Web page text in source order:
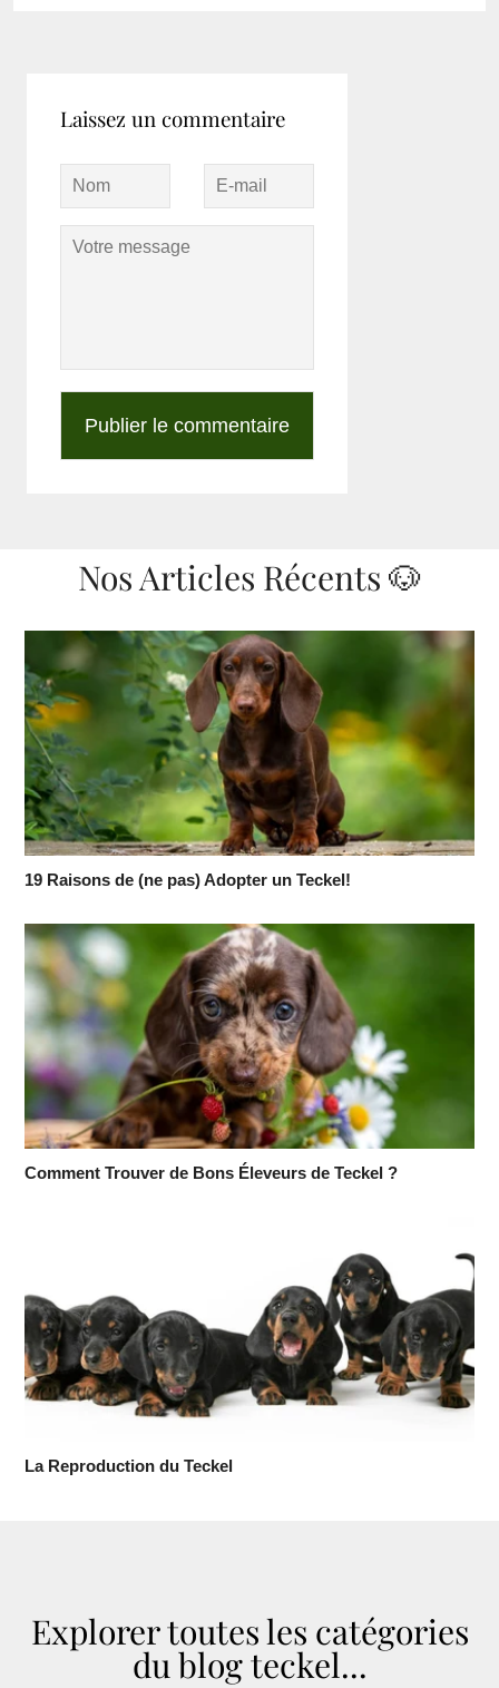
Laissez un commentaire
Nos Articles Récents 🐶
19 Raisons de (ne pas) Adopter un Teckel!
Comment Trouver de Bons Éleveurs de Teckel ?
La Reproduction du Teckel
Explorer toutes les catégories
du blog teckel...